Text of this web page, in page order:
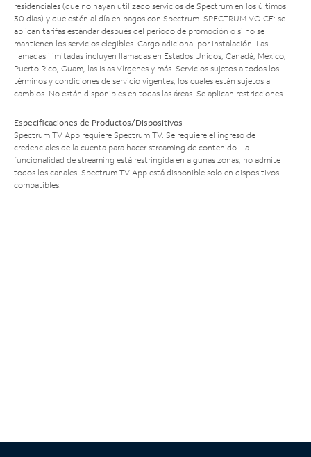
residenciales (que no hayan utilizado servicios de Spectrum en los últimos
30 días) y que estén al día en pagos con Spectrum. SPECTRUM VOICE: se
aplican tarifas estándar después del período de promoción o si no se
mantienen los servicios elegibles. Cargo adicional por instalación. Las
llamadas ilimitadas incluyen llamadas en Estados Unidos, Canadá, México,
Puerto Rico, Guam, las Islas Vírgenes y más. Servicios sujetos a todos los
términos y condiciones de servicio vigentes, los cuales están sujetos a
cambios. No están disponibles en todas las áreas. Se aplican restricciones.
Especificaciones de Productos/Dispositivos
Spectrum TV App requiere Spectrum TV. Se requiere el ingreso de
credenciales de la cuenta para hacer streaming de contenido. La
funcionalidad de streaming está restringida en algunas zonas; no admite
todos los canales. Spectrum TV App está disponible solo en dispositivos
compatibles.